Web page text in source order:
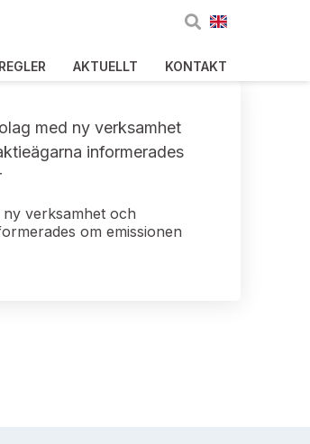
AKTUELLT KONTAKT
med ny verksamhet
informerades
verksamhet och
om emissionen